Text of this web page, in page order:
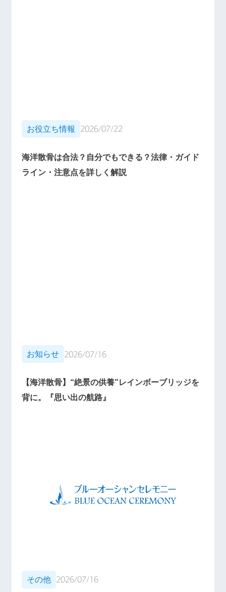
お役立ち情報 2026/07/22
海洋散骨は合法？自分でもできる？法律・ガイド
ライン・注意点を詳しく解説
お知らせ 2026/07/16
【海洋散骨】“絶景の供養”レインボーブリッジを
背に。『思い出の航路』
その他 2026/07/16